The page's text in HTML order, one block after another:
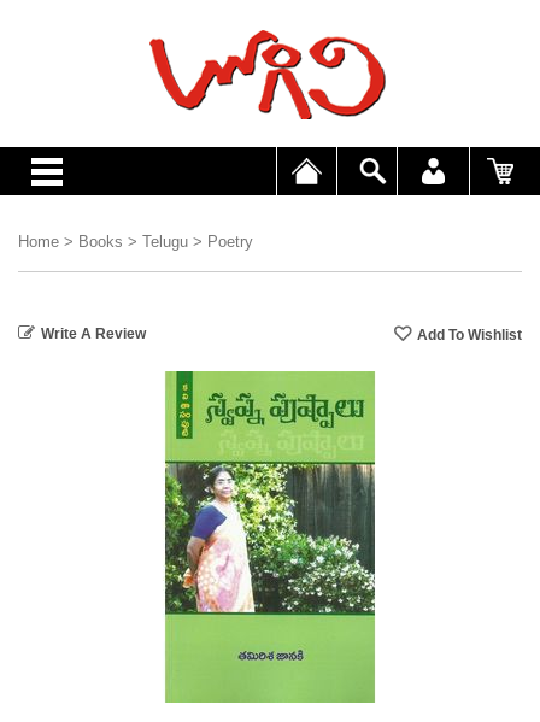
Home > Books > Telugu > Poetry
Write A Review